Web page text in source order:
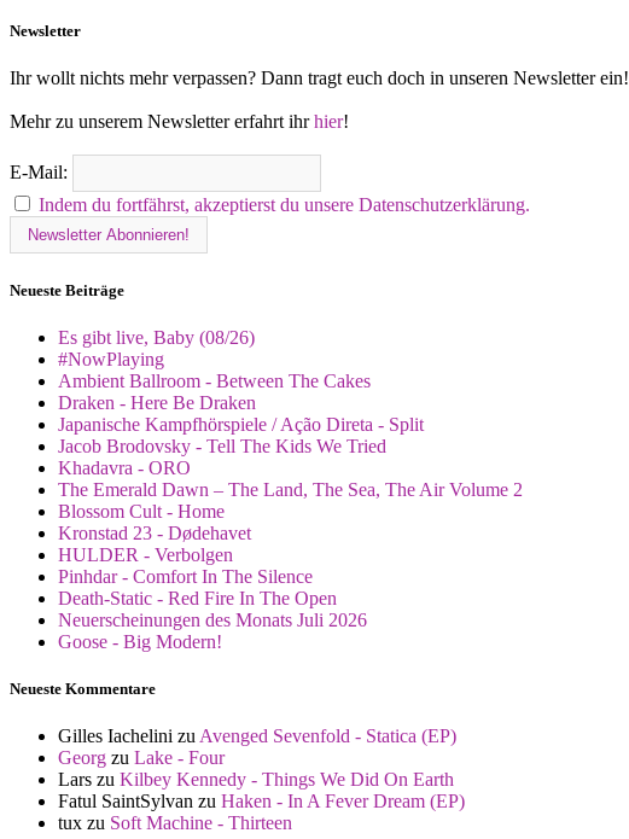
Newsletter
Ihr wollt nichts mehr verpassen? Dann tragt euch doch in unseren Newsletter ein!
Mehr zu unserem Newsletter erfahrt ihrhier!
E-Mail:
Indem du fortfährst, akzeptierst du unsere Datenschutzerklärung.
Neueste Beiträge
Es gibt live, Baby (08/26)
#NowPlaying
Ambient Ballroom - Between The Cakes
Draken - Here Be Draken
Japanische Kampfhörspiele / Ação Direta - Split
Jacob Brodovsky - Tell The Kids We Tried
Khadavra - ORO
The Emerald Dawn – The Land, The Sea, The Air Volume 2
Blossom Cult - Home
Kronstad 23 - Dødehavet
HULDER - Verbolgen
Pinhdar - Comfort In The Silence
Death-Static - Red Fire In The Open
Neuerscheinungen des Monats Juli 2026
Goose - Big Modern!
Neueste Kommentare
Gilles Iachelini zu Avenged Sevenfold - Statica (EP)
Georg zu Lake - Four
Lars zu Kilbey Kennedy - Things We Did On Earth
Fatul SaintSylvan zu Haken - In A Fever Dream (EP)
tux zu Soft Machine - Thirteen